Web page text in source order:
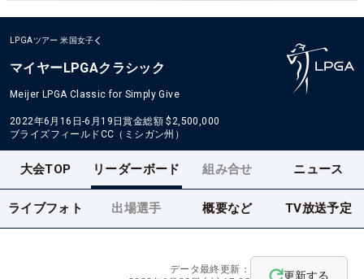
LPGAツアー 米国女子
マイヤーLPGAクラシック
Meijer LPGA Classic for Simply Give
2022年6月16日-6月19日賞金総額 $2,500,000
ブライズフィールドCC（ミシガン州）
大会TOP リーダーボード 組み合せ ニュース
ライブフォト 出場選手 概要など TV放送予定
データ最終更新：
更新する